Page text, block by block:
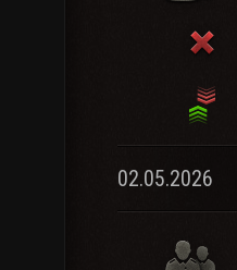
02.05.2026